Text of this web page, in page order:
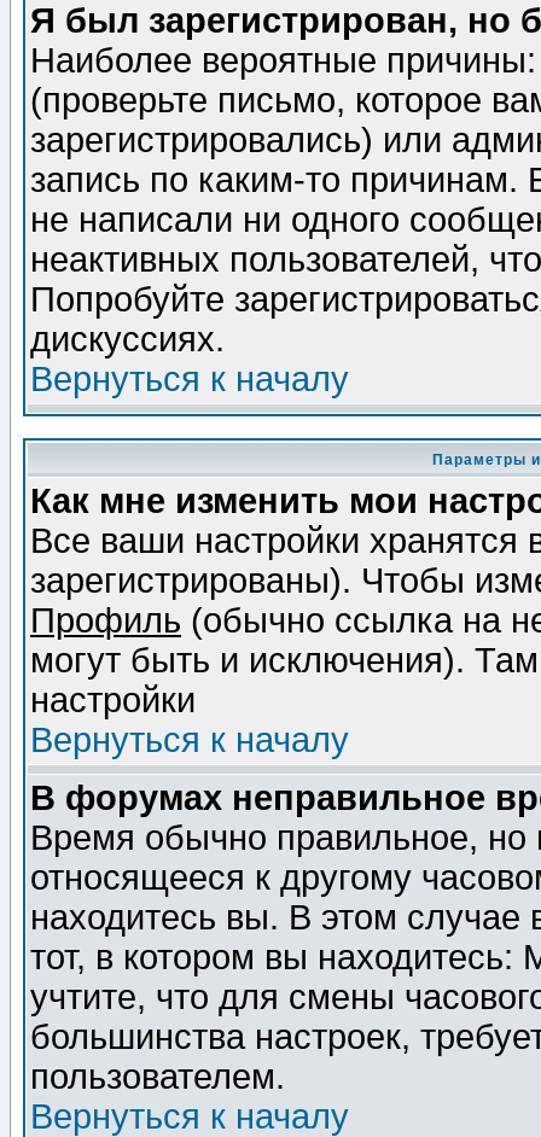
Я был зарегистрирован, но
Наиболее вероятные
(проверьте письмо, которое
зарегистрировались) или
запись по каким-то
не написали ни одного
неактивных пользователей,
Попробуйте
дискуссиях.
Вернуться к началу
Параметры
Как мне изменить мои
Все ваши настройки
зарегистрированы). Чтобы
Профиль (обычно ссылка на
могут быть и исключения).
настройки
Вернуться к началу
В форумах неправильное
Время обычно правильное,
относящееся к другому
находитесь вы. В этом
тот, в котором вы
учтите, что для смены
большинства настроек,
пользователем.
Вернуться к началу